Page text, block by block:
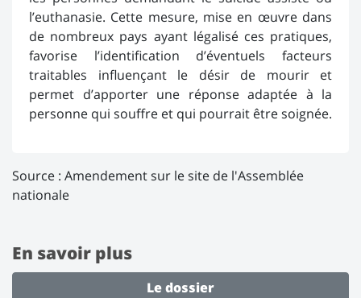
l’euthanasie. Cette mesure, mise en œuvre dans
de nombreux pays ayant légalisé ces pratiques,
favorise l’identification d’éventuels facteurs
traitables influençant le désir de mourir et
permet d’apporter une réponse adaptée à la
personne qui souffre et qui pourrait être soignée.
Source : Amendement sur le site de l'Assemblée
nationale
En savoir plus
Le dossier